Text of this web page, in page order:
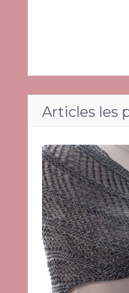
Articles les